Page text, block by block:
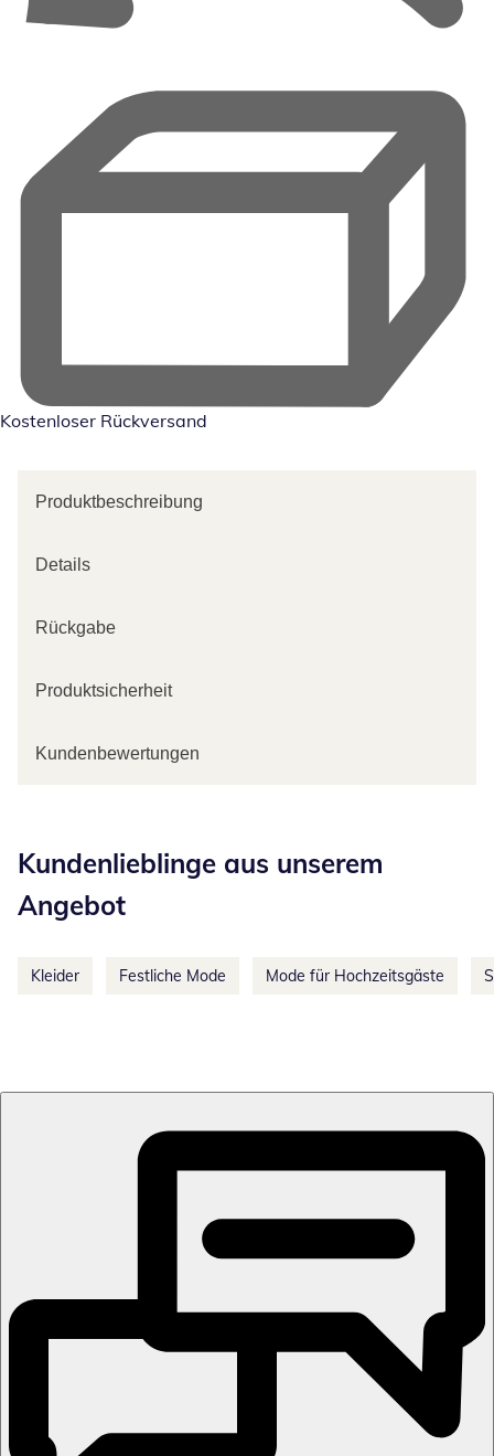
Kostenloser Rückversand
Produktbeschreibung
Details
Rückgabe
Produktsicherheit
Kundenbewertungen
Kundenlieblinge aus unserem
Angebot
Kleider Festliche Mode Mode für Hochzeitsgäste